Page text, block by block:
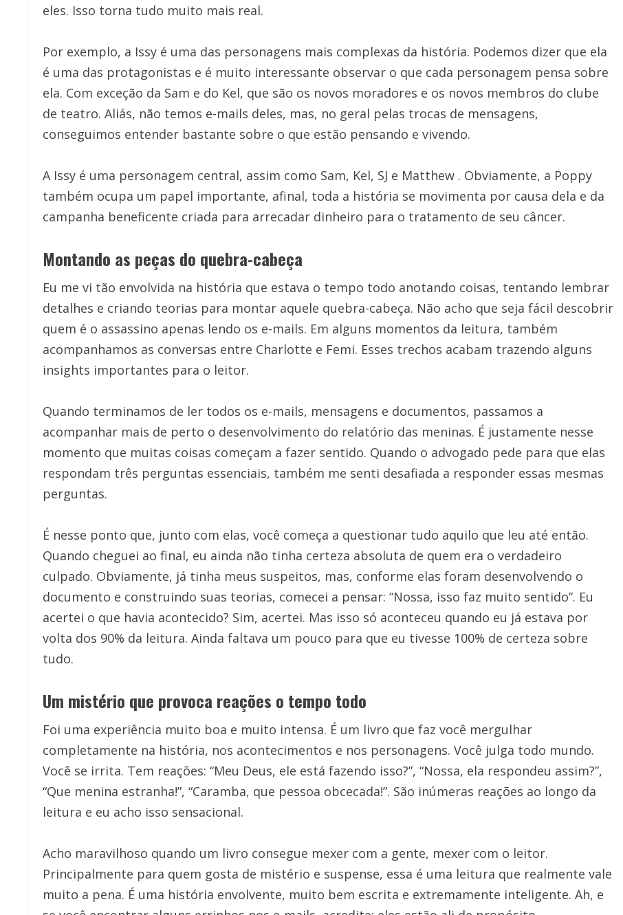
eles. Isso torna tudo muito mais real.
Por exemplo, a Issy é uma das personagens mais complexas da história. Podemos dizer que ela
é uma das protagonistas e é muito interessante observar o que cada personagem pensa sobre
ela. Com exceção da Sam e do Kel, que são os novos moradores e os novos membros do clube
de teatro. Aliás, não temos e-mails deles, mas, no geral pelas trocas de mensagens,
conseguimos entender bastante sobre o que estão pensando e vivendo.
A Issy é uma personagem central, assim como Sam, Kel, SJ e Matthew . Obviamente, a Poppy
também ocupa um papel importante, afinal, toda a história se movimenta por causa dela e da
campanha beneficente criada para arrecadar dinheiro para o tratamento de seu câncer.
Montando as peças do quebra-cabeça
Eu me vi tão envolvida na história que estava o tempo todo anotando coisas, tentando lembrar
detalhes e criando teorias para montar aquele quebra-cabeça. Não acho que seja fácil descobrir
quem é o assassino apenas lendo os e-mails. Em alguns momentos da leitura, também
acompanhamos as conversas entre Charlotte e Femi. Esses trechos acabam trazendo alguns
insights importantes para o leitor.
Quando terminamos de ler todos os e-mails, mensagens e documentos, passamos a
acompanhar mais de perto o desenvolvimento do relatório das meninas. É justamente nesse
momento que muitas coisas começam a fazer sentido. Quando o advogado pede para que elas
respondam três perguntas essenciais, também me senti desafiada a responder essas mesmas
perguntas.
É nesse ponto que, junto com elas, você começa a questionar tudo aquilo que leu até então.
Quando cheguei ao final, eu ainda não tinha certeza absoluta de quem era o verdadeiro
culpado. Obviamente, já tinha meus suspeitos, mas, conforme elas foram desenvolvendo o
documento e construindo suas teorias, comecei a pensar: “Nossa, isso faz muito sentido”. Eu
acertei o que havia acontecido? Sim, acertei. Mas isso só aconteceu quando eu já estava por
volta dos 90% da leitura. Ainda faltava um pouco para que eu tivesse 100% de certeza sobre
tudo.
Um mistério que provoca reações o tempo todo
Foi uma experiência muito boa e muito intensa. É um livro que faz você mergulhar
completamente na história, nos acontecimentos e nos personagens. Você julga todo mundo.
Você se irrita. Tem reações: “Meu Deus, ele está fazendo isso?”, “Nossa, ela respondeu assim?”,
“Que menina estranha!”, “Caramba, que pessoa obcecada!”. São inúmeras reações ao longo da
leitura e eu acho isso sensacional.
Acho maravilhoso quando um livro consegue mexer com a gente, mexer com o leitor.
Principalmente para quem gosta de mistério e suspense, essa é uma leitura que realmente vale
muito a pena. É uma história envolvente, muito bem escrita e extremamente inteligente. Ah, e